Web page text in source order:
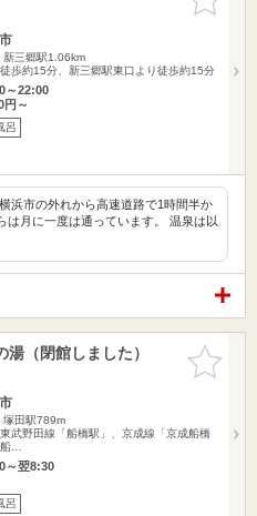
りに追加
新三郷駅1.06km
歩約15分、新三郷駅東口より徒歩約15分
～22:00
円～
呂
浜市の外れから高速道路で1時間半か
は月に一度は通っています。 温泉は以
お気に入
りに追加
（閉館しました）
塚田駅789m
武野田線「船橋駅」、京成線「京成船橋
…
～翌8:30
呂